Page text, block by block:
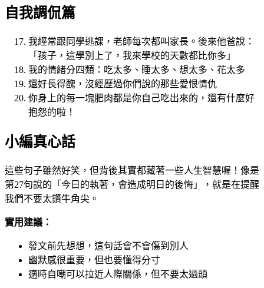
自我調侃篇
我經常跟同學逃課，老師每次都叫家長。後來他爸說：
「孩子，這學別上了，我來學校的天數都比你多」
我的情緒分四類：吃太多、睡太多、想太多、花太多
還好長得醜，沒經歷過你們說的那些愛恨情仇
你身上的每一塊肥肉都是你自己吃出來的，還有什麼好
抱怨的啦！
小編真心話
這些句子雖然好笑，但背後其實都藏著一些人生智慧喔！像是
第27句說的「今日的執著，會造成明日的後悔」，就是在提醒
我們不要太鑽牛角尖。
實用建議：
發文前先想想，這句話會不會傷到別人
幽默感很重要，但也要懂得分寸
適時自嘲可以拉近人際關係，但不要太過頭